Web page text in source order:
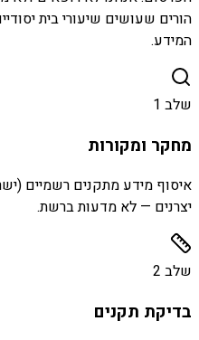
הורים שעושים שיעורי בית
המידע.
שלב 1
מחקר ומקורות
איסוף מידע מתקנים רשמיים
יצרנים — לא מדעות ברשת.
שלב 2
בדיקת תקנים